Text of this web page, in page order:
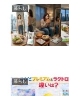
暮らし
暮らし